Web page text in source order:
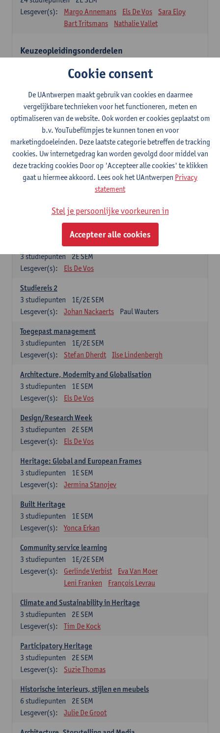
Lesgever(s):
Margo Annemans Els De Vos
Sara Eloy
Bart Tritsmans
Nathalie Vallet
Keuzeopleidingsonderdelen
Studenten kiezen voor 12 studiepunten één of meerdere
een andere masteropleiding van de UAntwerpen.
Studenten dienen hiervoor een goedkeuring aan te vragen via het
formulier 'aanvraag keuzeopleidingsonderdeel van een UA-
opleiding' (zie website Universiteit Antwerpen - Faculteiten -
Faculteit Ontwerpwetenschappen – Studeren en onderwijs >
formulieren).
Het ingevulde formulier moet, volgens de vermelde deadline op
het formulier, aan de studentenadministratie van de faculteit
Ontwerpwetenschappen bezorgd worden.
Lesgever(s):
Inge Somers Ann Coen
Glen D'haenens
Esther Vandamme
Summer School
2E SEM
3studiepunten
Lesgever(s):
Els De Vos
Studiereis 2
1E/2E SEM
3 studiepunten
Lesgever(s):
Johan Nackaerts Paul Wauters
Toegepast management
1E/2E SEM
3 studiepunten
Lesgever(s):
Stefan Dherdt Ilse Lindenbergh
Architecture, Modernity and Globalisation
1E SEM
3 studiepunten
Lesgever(s):
Els De Vos
Design/Research Week
2E SEM
3 studiepunten
Lesgever(s):
Els De Vos
Heritage: Global and European Frames
1E SEM
3 studiepunten
Lesgever(s):
Jermina Stanojev
Built Heritage
1E SEM
3 studiepunten
Lesgever(s):
Yonca Erkan
Community service learning
1E/2E SEM
3 studiepunten
Lesgever(s):
Gerlinde Verbist
Eva Van Moer
Leni Franken
François Levrau
Climate and Sustainability in Heritage
2E SEM
3 studiepunten
Lesgever(s):
Tim De Kock
Participatory Heritage
2E SEM
3 studiepunten
Lesgever(s):
Suzie Thomas
Historische interieurs, stijlen en meubels
2E SEM
6 studiepunten
Lesgever(s):
Julie De Groot
Cookie consent
De UAntwerpen maakt gebruik van cookies en daarmee
vergelijkbare technieken voor het functioneren, meten en
optimaliseren van de website. Ook worden er cookies geplaatst om
b.v. YouTubefilmpjes te kunnen tonen en voor
marketingdoeleinden. Deze laatste categorie betreffen de tracking
cookies. Uw internetgedrag kan worden gevolgd door middel van
deze tracking cookies Door op 'Accepteer alle cookies' te klikken
gaat u hiermee akkoord. Lees ook het UAntwerpen Privacy
statement
Stel je persoonlijke voorkeuren in
Accepteer alle cookies